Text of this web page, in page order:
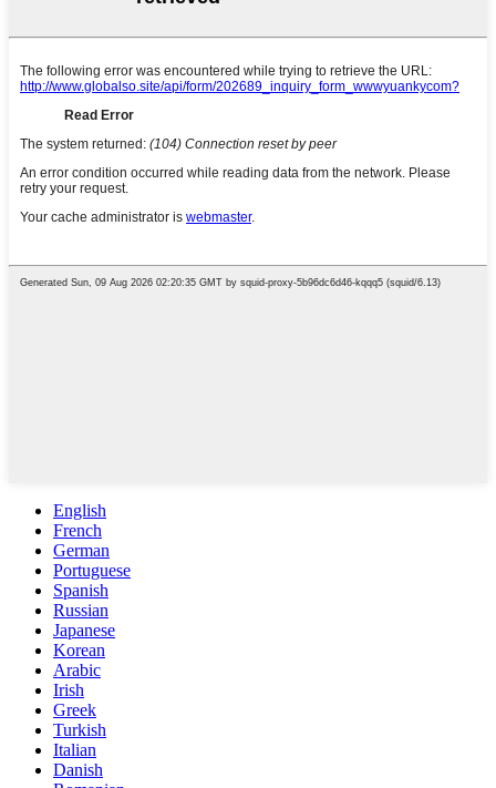
English
French
German
Portuguese
Spanish
Russian
Japanese
Korean
Arabic
Irish
Greek
Turkish
Italian
Danish